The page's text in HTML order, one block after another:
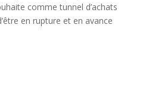
comme tunnel d’achats
en rupture et en avance